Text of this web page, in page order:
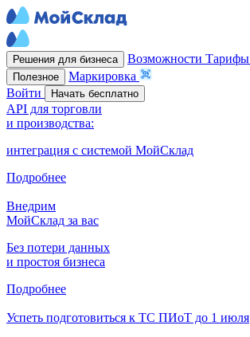
Решения для бизнеса Возможности Тарифы
Полезное
Маркировка
Войти
Начать бесплатно
API для торговли
и производства:
интеграция с системой МойСклад
Подробнее
Внедрим
МойСклад за вас
Без потери данных
и простоя бизнеса
Подробнее
Успеть подготовиться к ТС ПИоТ до 1 июля